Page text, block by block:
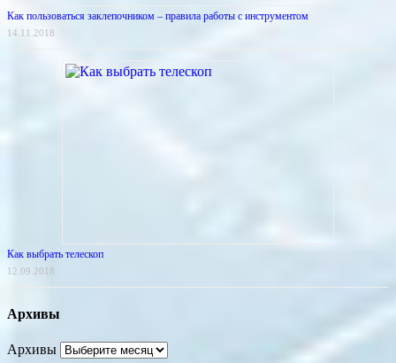
Как пользоваться заклепочником – правила работы с инструментом
14.11.2018
Как выбрать телескоп
12.09.2018
Архивы
Архивы